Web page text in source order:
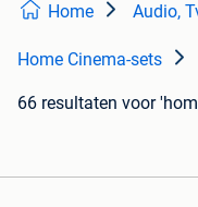
Home Audio,
Home Cinema-sets
66 resultaten voor